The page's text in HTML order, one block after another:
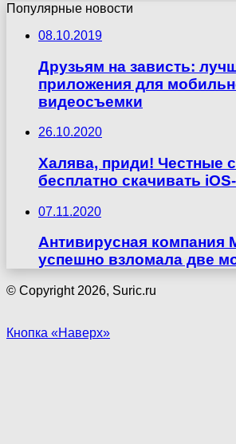
Популярные новости
08.10.2019
Друзьям на зависть:
приложения для
видеосъемки
26.10.2020
Халява, приди! Честные
бесплатно скачивать
07.11.2020
Антивирусная компания
успешно взломала две
© Copyright 2026, Suric.ru
Кнопка «Наверх»